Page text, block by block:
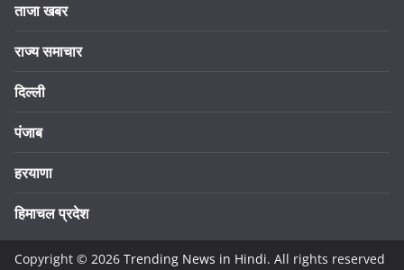
ताजा खबर
राज्य समाचार
दिल्ली
पंजाब
हरयाणा
हिमाचल प्रदेश
Copyright © 2026 Trending News in Hindi. All rights reserved